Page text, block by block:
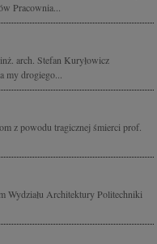
Pracownia...
arch. Stefan Kuryłowicz
drogiego...
z powodu tragicznej śmierci prof.
Wydziału Architektury Politechniki